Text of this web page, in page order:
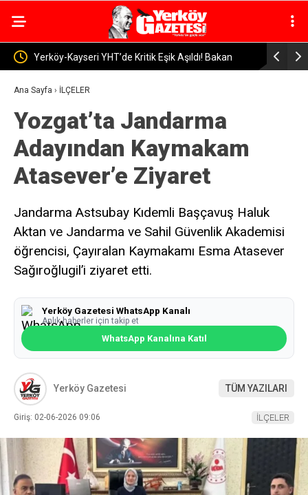
Bakan Yerköy Devlet Hastanesi’nde Görev Değişimi: Op. Dr.
Murat Barış Can’a Veda
Ana Sayfa › İLÇELER
Yozgat’ta Jandarma
Adayından Kaymakam
Atasever’e Ziyaret
Jandarma Astsubay Kıdemli Başçavuş Haluk
Aktan ve Jandarma ve Sahil Güvenlik Akademisi
öğrencisi, Çayıralan Kaymakamı Esma Atasever
Sağıroğlugil’i ziyaret etti.
Yerköy Gazetesi WhatsApp Kanalı
Anlık haberler için takip et
WhatsApp Kanalına Katıl
Yerköy Gazetesi TÜM YAZILARI
Giriş: 02-06-2026 09:06 İLÇELER